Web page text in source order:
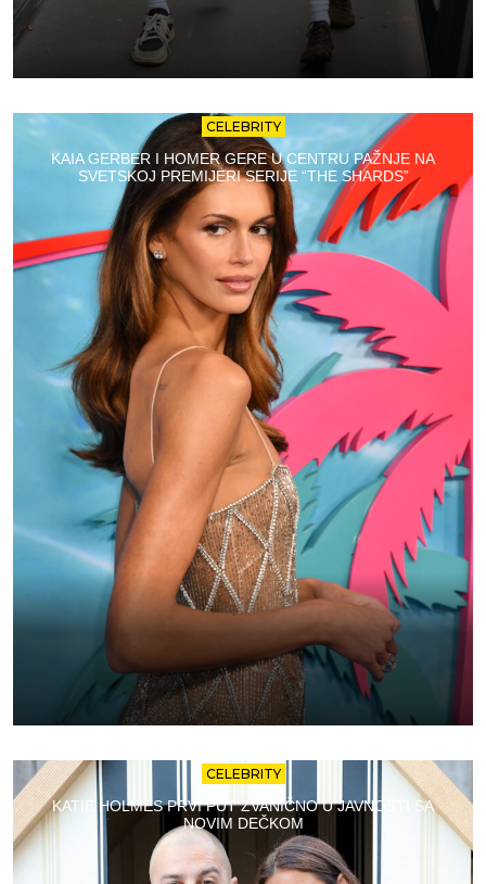
CELEBRITY
KAIA GERBER I HOMER GERE U CENTRU PAŽNJE NA
SVETSKOJ PREMIJERI SERIJE “THE SHARDS”
CELEBRITY
KATIE HOLMES PRVI PUT ZVANIČNO U JAVNOSTI SA
NOVIM DEČKOM